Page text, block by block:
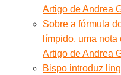
Artigo de Andrea
Sobre a fórmula
límpido, uma
Artigo de Andrea
Bispo introduz